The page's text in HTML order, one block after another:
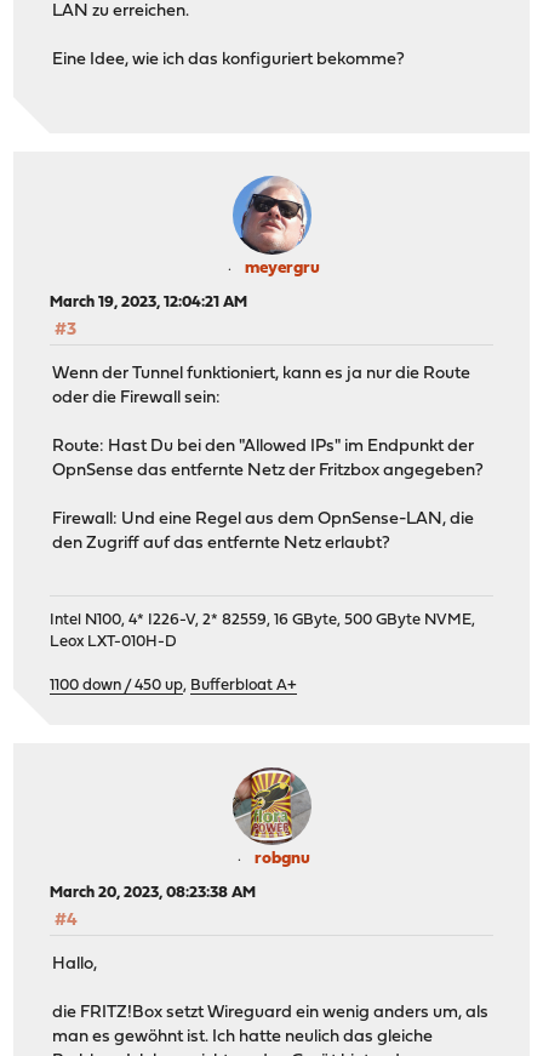
LAN zu erreichen.
Eine Idee, wie ich das konfiguriert bekomme?
meyergru
March 19, 2023, 12:04:21 AM
#3
Wenn der Tunnel funktioniert, kann es ja nur die Route
oder die Firewall sein:
Route: Hast Du bei den "Allowed IPs" im Endpunkt der
OpnSense das entfernte Netz der Fritzbox angegeben?
Firewall: Und eine Regel aus dem OpnSense-LAN, die
den Zugriff auf das entfernte Netz erlaubt?
Intel N100, 4* I226-V, 2* 82559, 16 GByte, 500 GByte NVME,
Leox LXT-010H-D
1100 down / 450 up, Bufferbloat A+
robgnu
March 20, 2023, 08:23:38 AM
#4
Hallo,
die FRITZ!Box setzt Wireguard ein wenig anders um, als
man es gewöhnt ist. Ich hatte neulich das gleiche